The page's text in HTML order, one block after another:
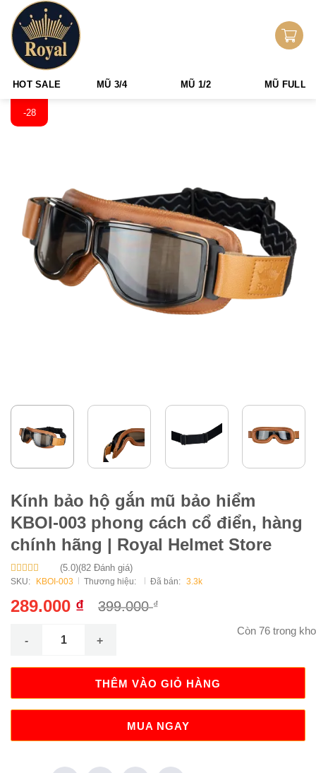
Skip
content
0
HOT SALE MŨ 3/4 MŨ 1/2 MŨ
-28
Kính bảo hộ gắn mũ bảo hiểm
KBOI-003 phong cách cổ điển, hàng
chính hãng | Royal Helmet Store
Được xếp
(5.0)(82 Đánh giá)
SKU: KBOI-003 Thương hiệu: Đã bán: 3.3k
399.000₫
Giá
là:
399.000 ₫.
289.000 ₫
Giá
tại
là:
Còn 76 trong kho
Kính bảo hộ gắn mũ bảo hiểm KBOI-003 phong cách cổ
THÊM VÀO GIỎ HÀNG
MUA NGAY